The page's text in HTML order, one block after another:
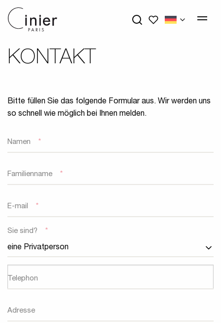
My wishlists
KONTAKT
Bitte füllen Sie das folgende Formular aus. Wir werden uns
so schnell wie möglich bei Ihnen melden.
Namen *
Familienname *
E-mail *
Sie sind? *
Telephon
Adresse